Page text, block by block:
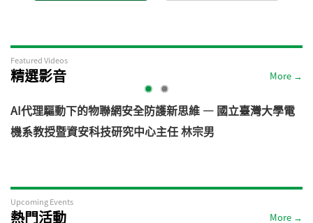
Featured Videos
精選影音 More →
AI代理驅動下的物聯網安全防護新思維 — 國立臺灣大學電
機系教授暨資安科技研究中心主任 林宗男
Upcoming Events
熱門活動 More →